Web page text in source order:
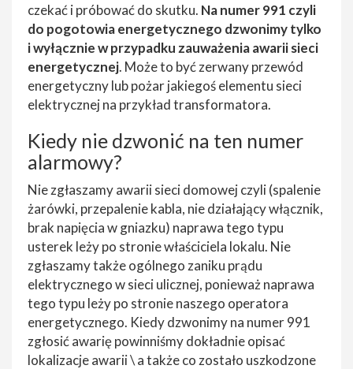
czekać i próbować do skutku. Na numer 991 czyli
do pogotowia energetycznego dzwonimy tylko
i wyłącznie w przypadku zauważenia awarii sieci
energetycznej. Może to być zerwany przewód
energetyczny lub pożar jakiegoś elementu sieci
elektrycznej na przykład transformatora.
Kiedy nie dzwonić na ten numer
alarmowy?
Nie zgłaszamy awarii sieci domowej czyli (spalenie
żarówki, przepalenie kabla, nie działający włącznik,
brak napięcia w gniazku) naprawa tego typu
usterek leży po stronie właściciela lokalu. Nie
zgłaszamy także ogólnego zaniku prądu
elektrycznego w sieci ulicznej, ponieważ naprawa
tego typu leży po stronie naszego operatora
energetycznego. Kiedy dzwonimy na numer 991
zgłosić awarię powinniśmy dokładnie opisać
lokalizacje awarii \ a także co zostało uszkodzone